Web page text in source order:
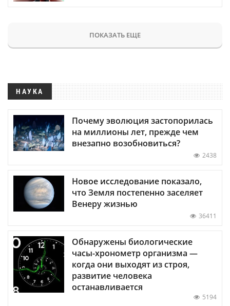
ПОКАЗАТЬ ЕЩЕ
НАУКА
Почему эволюция застопорилась
на миллионы лет, прежде чем
внезапно возобновиться?
2438
Новое исследование показало,
что Земля постепенно заселяет
Венеру жизнью
36411
Обнаружены биологические
часы-хронометр организма —
когда они выходят из строя,
развитие человека
останавливается
5194